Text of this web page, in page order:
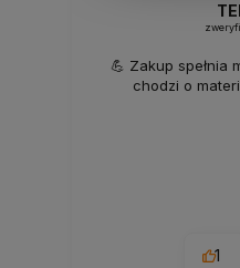
💪 Zakup spełnia
chodzi o
1